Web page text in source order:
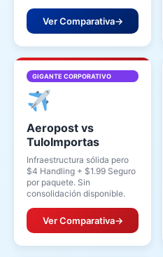
Ver Comparativa→
GIGANTE CORPORATIVO
Aeropost vs
TuloImportas
Infraestructura sólida pero
$4 Handling + $1.99 Seguro
por paquete. Sin
consolidación disponible.
Ver Comparativa→